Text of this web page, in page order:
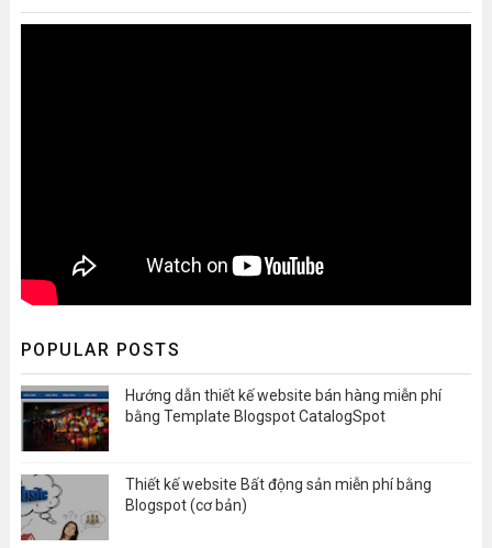
POPULAR POSTS
Hướng dẫn thiết kế website bán hàng miễn phí
bằng Template Blogspot CatalogSpot
Thiết kế website Bất động sản miễn phí bằng
Blogspot (cơ bản)